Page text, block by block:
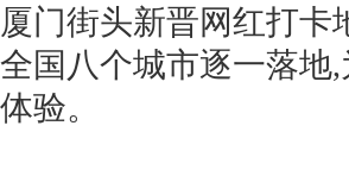
厦门街头新晋网红打卡
全国八个城市逐一落地
体验。